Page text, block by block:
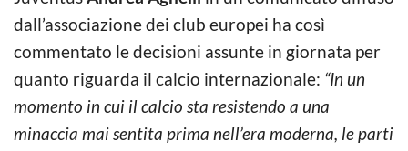
dall’associazione dei club europei ha così
commentato le decisioni assunte in giornata per
quanto riguarda il calcio internazionale: “In un
momento in cui il calcio sta resistendo a una
minaccia mai sentita prima nell’era moderna, le parti